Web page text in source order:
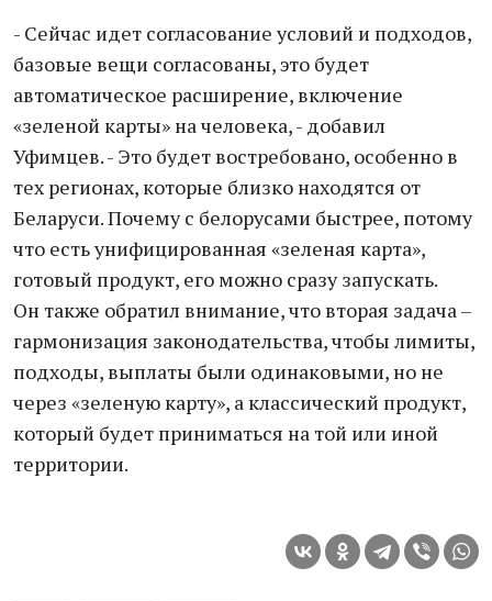
- Сейчас идет согласование условий и подходов,
базовые вещи согласованы, это будет
автоматическое расширение, включение
«зеленой карты» на человека, - добавил
Уфимцев. - Это будет востребовано, особенно в
тех регионах, которые близко находятся от
Беларуси. Почему с белорусами быстрее, потому
что есть унифицированная «зеленая карта»,
готовый продукт, его можно сразу запускать.
Он также обратил внимание, что вторая задача –
гармонизация законодательства, чтобы лимиты,
подходы, выплаты были одинаковыми, но не
через «зеленую карту», а классический продукт,
который будет приниматься на той или иной
территории.